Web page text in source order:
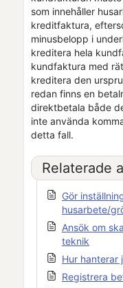
som innehåller
kreditfaktura,
minusbelopp i
kreditera hela
kundfaktura med
kreditera den
redan finns en
direktbetala både
inte använda
detta fall.
Relaterade
Gör
husarbete/
Ansök om
teknik
Hur hanterar
Registrera